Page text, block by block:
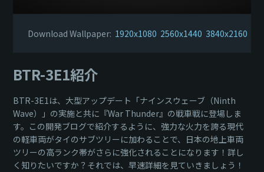
Download Wallpaper: 1920x1080 2560x1440 3840x2160
BTR-3E1紹介
BTR-3E1は、大型アップデート「ナインスウェーブ（Ninth
Wave）」の実施と共に『War Thunder』の戦車戦に登場しま
す。この開発ブログで紹介するように、強力な火力を誇る現代
の軽車両がタイのサブツリーに加わることで、日本の地上車両
ツリーの高ランク帯がさらに強化されることになります！詳し
く知りたいですか？それでは、早速詳細を見ていきましょう！